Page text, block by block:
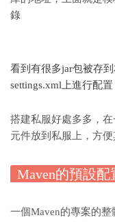
錄
看到有很多jar包被存
settings.xml上進行配
搭建私服好處多多，
元件放到私服上，方
Maven的預設配
一個Maven的專案的